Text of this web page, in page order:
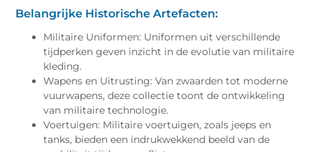
Belangrijke Historische Artefacten:
Militaire Uniformen: Uniformen uit verschillende
tijdperken geven inzicht in de evolutie van militaire
kleding.
Wapens en Uitrusting: Van zwaarden tot moderne
vuurwapens, deze collectie toont de ontwikkeling
van militaire technologie.
Voertuigen: Militaire voertuigen, zoals jeeps en
tanks, bieden een indrukwekkend beeld van de